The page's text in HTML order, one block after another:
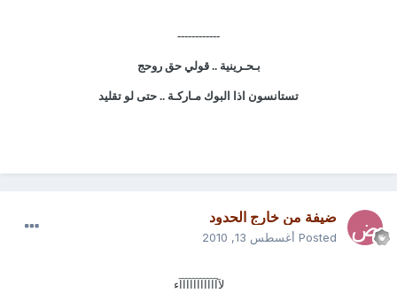
------------
بـحـرينية .. قولي حق روحج
تستانسون اذا البوك مـاركـة .. حتى لو تقليد
ضيفة من خارج الحدود
Posted أغسطس 13, 2010
لآآآآآآآآآآآآء